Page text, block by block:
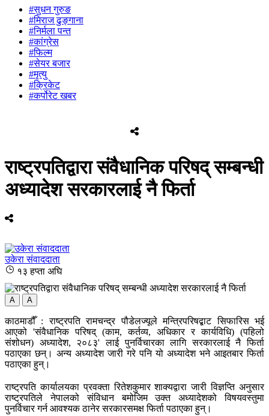
#सुधन गुरुङ
#मिराज ढुङ्गाना
#निर्मला पन्त
#कांग्रेस
#फिल्म
#सेयर बजार
#मृत्यु
#क्रिकेट
#कर्पोरेट खबर
राष्ट्रपतिद्वारा संवैधानिक परिषद् सम्बन्धी
अध्यादेश सरकारलाई नै फिर्ता
उकेरा संवाददाता
१३ हप्ता अघि
A A
काठमाडौँ : राष्ट्रपति रामचन्द्र पौडेलज्यूले मन्त्रिपरिषद्बाट सिफारिस भई
आएको 'संवैधानिक परिषद् (काम, कर्तव्य, अधिकार र कार्यविधि) (पहिलो
संशोधन) अध्यादेश, २०८३' लाई पुनर्विचारका लागि सरकारलाई नै फिर्ता
पठाएका छन्। अन्य अध्यादेश जारी गरे पनि यो अध्यादेश भने आइतबार फिर्ता
पठाएका हुन्।
राष्ट्रपति कार्यालयका प्रवक्ता रितेशकुमार शाक्यद्वारा जारी विज्ञप्ति अनुसार
राष्ट्रपतिले नेपालको संविधान बमोजिम उक्त अध्यादेशको विषयवस्तुमा
पुनर्विचार गर्न आवश्यक ठानेर सरकारसमक्ष फिर्ता पठाएका हुन्।